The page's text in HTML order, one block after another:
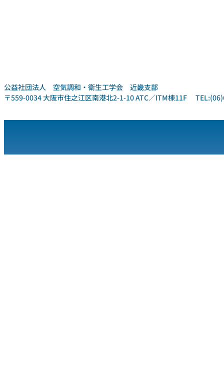
公益社団法人 空気調和・衛生工学会 近畿支部
〒559-0034 大阪市住之江区南港北2-1-10 ATC／ITM棟11F